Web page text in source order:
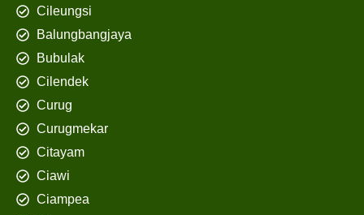
Cileungsi
Balungbangjaya
Bubulak
Cilendek
Curug
Curugmekar
Citayam
Ciawi
Ciampea